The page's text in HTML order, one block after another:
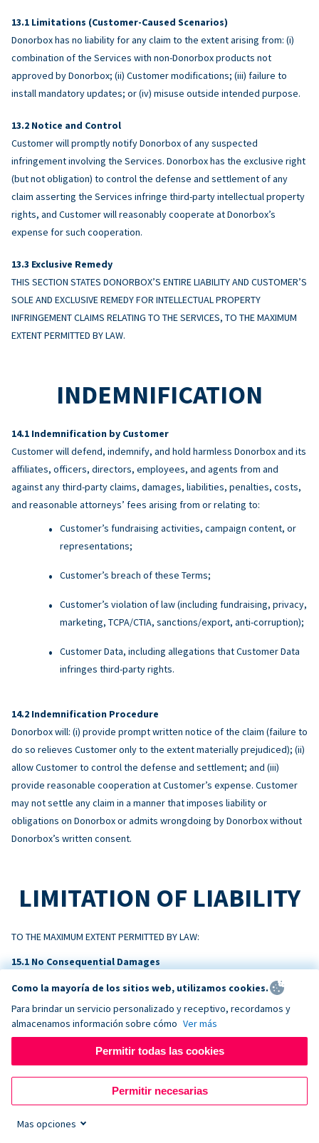
Limitations (Customer-Caused Scenarios)
Donorbox has no liability for any claim to the extent arising from: (i)
combination of the Services with non-Donorbox products not
approved by Donorbox; (ii) Customer modifications; (iii) failure to
install mandatory updates; or (iv) misuse outside intended purpose.
Notice and Control
Customer will promptly notify Donorbox of any suspected
infringement involving the Services. Donorbox has the exclusive right
(but not obligation) to control the defense and settlement of any
claim asserting the Services infringe third-party intellectual property
rights, and Customer will reasonably cooperate at Donorbox’s
expense for such cooperation.
Exclusive Remedy
THIS SECTION STATES DONORBOX’S ENTIRE LIABILITY AND CUSTOMER’S
SOLE AND EXCLUSIVE REMEDY FOR INTELLECTUAL PROPERTY
INFRINGEMENT CLAIMS RELATING TO THE SERVICES, TO THE MAXIMUM
EXTENT PERMITTED BY LAW.
INDEMNIFICATION
Indemnification by Customer
Customer will defend, indemnify, and hold harmless Donorbox and its
affiliates, officers, directors, employees, and agents from and
against any third-party claims, damages, liabilities, penalties, costs,
and reasonable attorneys’ fees arising from or relating to:
Customer’s fundraising activities, campaign content, or
representations;
Customer’s breach of these Terms;
Customer’s violation of law (including fundraising, privacy,
marketing, TCPA/CTIA, sanctions/export, anti-corruption);
Customer Data, including allegations that Customer Data
infringes third-party rights.
Indemnification Procedure
Donorbox will: (i) provide prompt written notice of the claim (failure to
do so relieves Customer only to the extent materially prejudiced); (ii)
allow Customer to control the defense and settlement; and (iii)
provide reasonable cooperation at Customer’s expense. Customer
may not settle any claim in a manner that imposes liability or
obligations on Donorbox or admits wrongdoing by Donorbox without
Donorbox’s written consent.
LIMITATION OF LIABILITY
TO THE MAXIMUM EXTENT PERMITTED BY LAW:
No Consequential Damages
CONSEQUENTIAL, SPECIAL, EXEMPLARY, OR PUNITIVE DAMAGES, OR
LOSS OF PROFITS, REVENUE, OR DATA, ARISING OUT OF OR RELATING
Liability Cap
DONORBOX’S TOTAL AGGREGATE LIABILITY ARISING OUT OF OR
CUSTOMER TO DONORBOX IN THE TWELVE (12) MONTHS PRECEDING
Como la mayoría de los sitios web, utilizamos cookies.
Para brindar un servicio personalizado y receptivo, recordamos y
almacenamos información sobre cómo Ver más
Permitir todas las cookies
Permitir necesarias
Mas opciones